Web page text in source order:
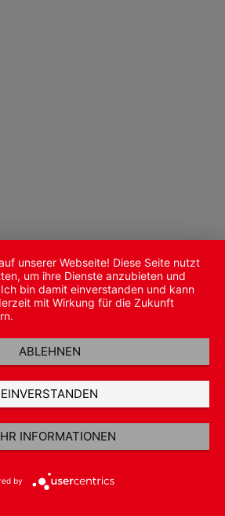
unserer Webseite! Diese Seite nutzt
um ihre Dienste anzubieten und
bin damit einverstanden und kann
mit Wirkung für die Zukunft
ABLEHNEN
EINVERSTANDEN
INFORMATIONEN
by